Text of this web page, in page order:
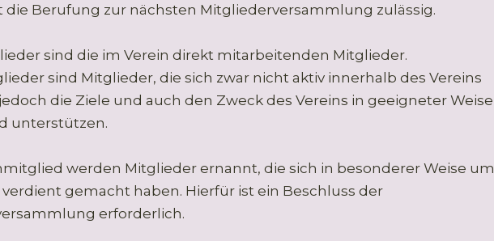
die Berufung zur nächsten Mitgliederversammlung zulässig.
sind die im Verein direkt mitarbeitenden Mitglieder.
sind Mitglieder, die sich zwar nicht aktiv innerhalb des Vereins
die Ziele und auch den Zweck des Vereins in geeigneter Weise
unterstützen.
werden Mitglieder ernannt, die sich in besonderer Weise um
gemacht haben. Hierfür ist ein Beschluss der
erforderlich.